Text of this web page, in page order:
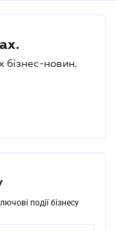
бізнес-новин.
події бізнесу